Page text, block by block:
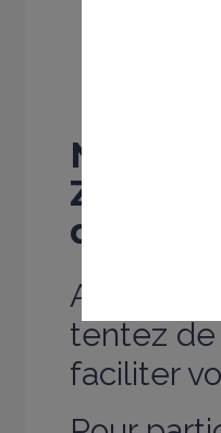
Noël
Avec
tentez
faciliter